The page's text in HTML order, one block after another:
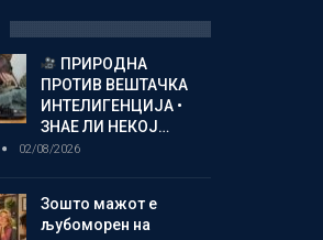
ПРИРОДНА
ПРОТИВ ВЕШТАЧКА
ИНТЕЛИГЕНЦИЈА •
ЗНАЕ ЛИ НЕКОЈ…
02/08/2026
Зошто мажот е
љубоморен на